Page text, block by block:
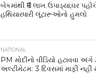
બેંકમાંથી ₹6 લાખ ઉપાડ્યા,ઘર
હથિયારધારી લૂંટારૂઓનો હુમલો
NATIONAL
PM મોદીનો વીડિયો હટાવવા
અલ્ટીમેટમ: 3 દિવસમાં માફી નહીં